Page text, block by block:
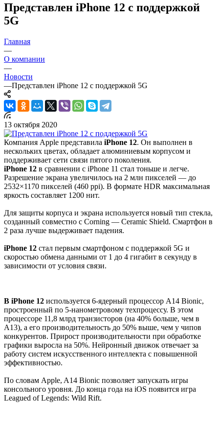
Представлен iPhone 12 с поддержкой
5G
Главная
—
О компании
—
Новости
—Представлен iPhone 12 с поддержкой 5G
13 октября 2020
Компания Apple представила iPhone 12. Он выполнен в
нескольких цветах, обладает алюминиевым корпусом и
поддерживает сети связи пятого поколения.
iPhone 12 в сравнении с iPhone 11 стал тоньше и легче.
Разрешение экрана увеличилось на 2 млн пикселей — до
2532×1170 пикселей (460 ppi). В формате HDR максимальная
яркость составляет 1200 нит.
Для защиты корпуса и экрана используется новый тип стекла,
созданный совместно с Corning — Ceramic Shield. Смартфон в
2 раза лучше выдерживает падения.
iPhone 12 стал первым смартфоном с поддержкой 5G и
скоростью обмена данными от 1 до 4 гигабит в секунду в
зависимости от условия связи.
В iPhone 12 используется 6-ядерный процессор A14 Bionic,
простроенный по 5-нанометровому техпроцессу. В этом
процессоре 11,8 млрд транзисторов (на 40% больше, чем в
A13), а его производительность до 50% выше, чем у чипов
конкурентов. Прирост производительности при обработке
графики выросла на 50%. Нейронный движок отвечает за
работу систем искусственного интеллекта с повышенной
эффективностью.
По словам Apple, A14 Bionic позволяет запускать игры
консольного уровня. До конца года на iOS появится игра
Leagued of Legends: Wild Rift.